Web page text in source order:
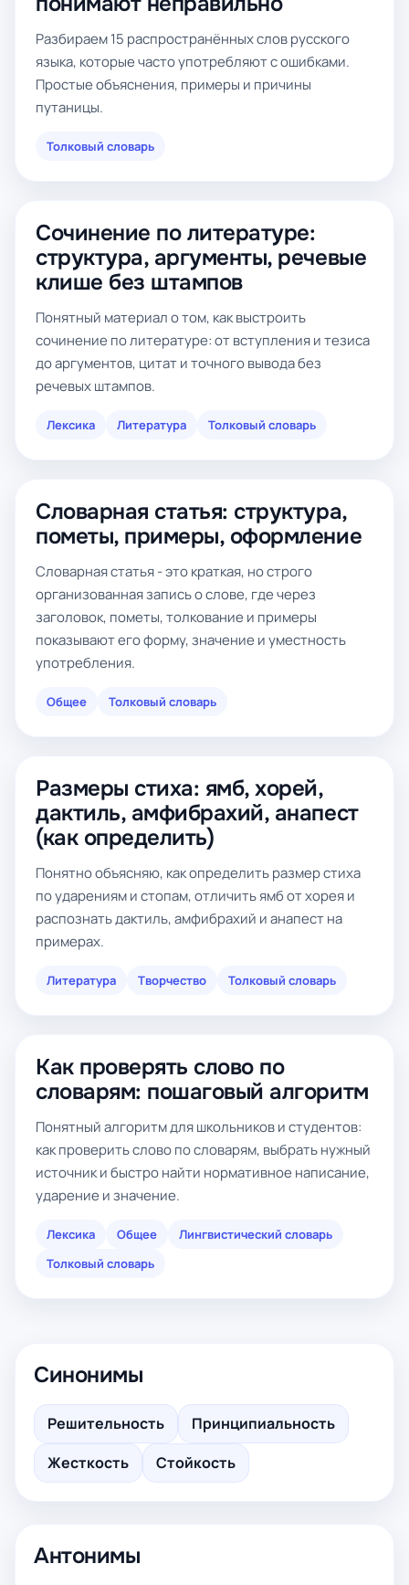
Разбираем 15 распространённых слов русского
языка, которые часто употребляют с ошибками.
Простые объяснения, примеры и причины
путаницы.
Толковый словарь
Сочинение по литературе:
структура, аргументы, речевые
клише без штампов
Понятный материал о том, как выстроить
сочинение по литературе: от вступления и тезиса
до аргументов, цитат и точного вывода без
речевых штампов.
Лексика Литература Толковый словарь
Словарная статья: структура,
пометы, примеры, оформление
Словарная статья - это краткая, но строго
организованная запись о слове, где через
заголовок, пометы, толкование и примеры
показывают его форму, значение и уместность
употребления.
Общее Толковый словарь
Размеры стиха: ямб, хорей,
дактиль, амфибрахий, анапест
(как определить)
Понятно объясняю, как определить размер стиха
по ударениям и стопам, отличить ямб от хорея и
распознать дактиль, амфибрахий и анапест на
примерах.
Литература Творчество Толковый словарь
Как проверять слово по
словарям: пошаговый алгоритм
Понятный алгоритм для школьников и студентов:
как проверить слово по словарям, выбрать нужный
источник и быстро найти нормативное написание,
ударение и значение.
Лексика Общее
Лингвистический словарь
Толковый словарь
Синонимы
Решительность
Принципиальность
Жесткость
Стойкость
Антонимы